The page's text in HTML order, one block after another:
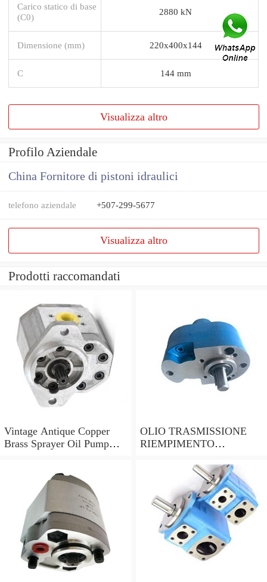
Carico statico di base
(C0)
2880 kN
Dimensione (mm) 220x400x144
C 144 mm
Visualizza altro
Profilo Aziendale
China Fornitore di pistoni idraulici
telefono aziendale +507-299-5677
Visualizza altro
Prodotti raccomandati
Vintage Antique Copper
Brass Sprayer Oil Pump
OLIO TRASMISSIONE
RIEMPIMENTO
pompa a mano 7 LITRI e
15 ADATTATORI DSG